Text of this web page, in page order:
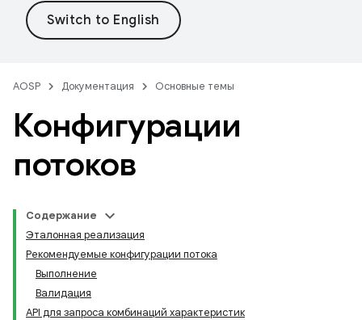
AOSP Документация Основные темы
Конфигурации
потоков
Содержание
Эталонная реализация
Рекомендуемые конфигурации потока
Выполнение
Валидация
API для запроса комбинаций характеристик